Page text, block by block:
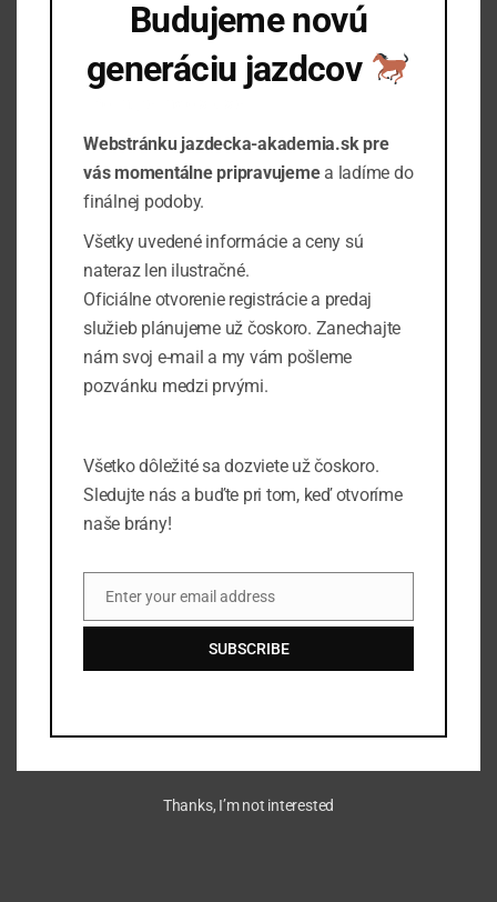
justo condimentum tortor.
PRIDAŤ DO KALENDÁRA
Podrobnosti
Začiatok:
Koniec:
okt 9, 2025 @ 5:00 pm
Udalosť Značky:
equestrian
Organizátor
Ashton Porter
88001234567
info@example.com
View Organizátor
Website
Manhattan Club
350 5th Ave
10118
+ Google Map
88001234567
View Miesto udalosti Website
Budujeme novú
generáciu jazdcov
Webstránku jazdecka-akademia.sk pre
vás momentálne pripravujemea ladíme do
finálnej podoby.
Všetky uvedené informácie a ceny sú
nateraz len ilustračné.
Oficiálne otvorenie registrácie a predaj
služieb plánujeme už čoskoro. Zanechajte
nám svoj e-mail a my vám pošleme
pozvánku medzi prvými.
Všetko dôležité sa dozviete už čoskoro.
Sledujte nás a buďte pri tom, keď otvoríme
naše brány!
EmailEnter your email address
SUBSCRIBE
Thanks, I’m not interested